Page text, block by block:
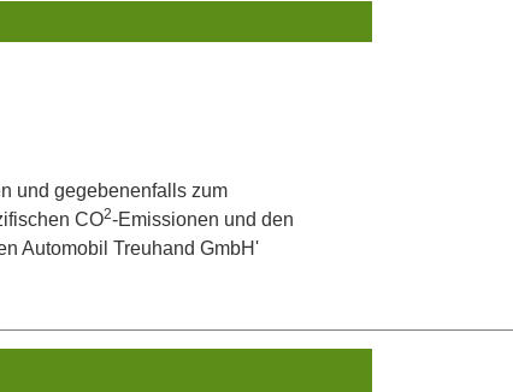
und gegebenenfalls zum
CO2-Emissionen und den
Automobil Treuhand GmbH'